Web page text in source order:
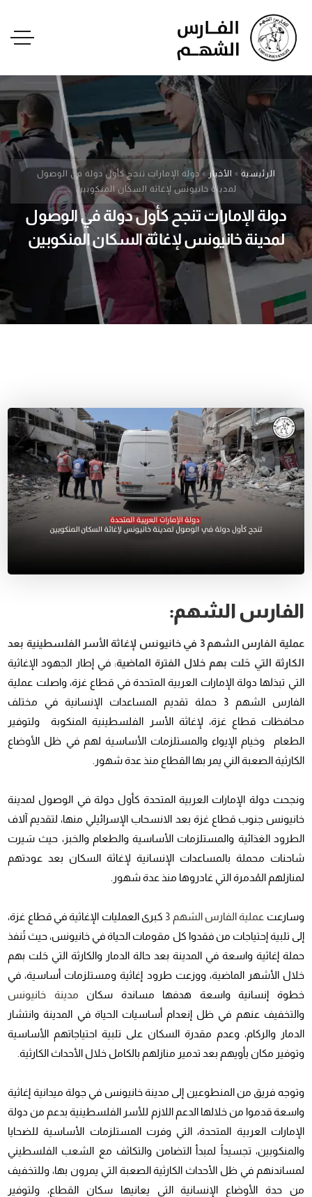
الرئيسية » الأخبار »دولة الإمارات تنجح كأول دولة في الوصول
لمدينة خانيونس لإغاثة السكان المنكوبين
دولة الإمارات تنجح كأول دولة في الوصول
لمدينة خانيونس لإغاثة السكان المنكوبين
الفارس الشهم:
عملية الفارس الشهم 3 في خانيونس لإغاثة الأسر الفلسطينية بعد
الكارثة التي حَلت بهم خلال الفترة الماضية: في إطار الجهود الإغاثية
التي تبذلها دولة الإمارات العربية المتحدة في قطاع غزة، واصلت عملية
الفارس الشهم 3 حملة تقديم المساعدات الإنسانية في مختلف
محافظات قطاع غزة، لإغاثة الأسر الفلسطينية المنكوبة ولتوفير
الطعام وخيام الإيواء والمستلزمات الأساسية لهم في ظل الأوضاع
الكارثية الصعبة الني يمر بها القطاع منذ عدة شهور.
ونجحت دولة الإمارات العربية المتحدة كأول دولة في الوصول لمدينة
خانيونس جنوب قطاع غزة بعد الانسحاب الإسرائيلي منها، لتقديم آلاف
الطرود الغذائية والمستلزمات الأساسية والطعام والخبز، حيث سَيرت
شاحنات محملة بالمساعدات الإنسانية لإغاثة السكان بعد عودتهم
لمنازلهم المُدمرة التي غادروها منذ عدة شهور.
وسارعت عملية الفارس الشهم 3
كبرى العمليات الإغاثية في قطاع غزة،
إلى تلبية إحتياجات من فقدوا كل مقومات الحياة في خانيونس، حيث تًنفذ
حملة إغاثية واسعة في المدينة بعد حالة الدمار والكارثة التي حَلت بهم
خلال الأشهر الماضية، ووزعت طرود إغاثية ومستلزمات أساسية، في
خطوة إنسانية واسعة هدفها مساندة سكان مدينة خانيونس
والتخفيف عنهم في ظل إنعدام أساسيات الحياة في المدينة وانتشار
الدمار والركام، وعدم مقدرة السكان على تلبية احتياجاتهم الأساسية
وتوفير مكان يأويهم بعد تدمير منازلهم بالكامل خلال الأحداث الكارثية.
وتوجه فريق من المنطوعين إلى مدينة خانيونس في جولة ميدانية إغاثية
واسعة قدموا من خلالها الدعم اللازم للأسر الفلسطينية بدعم من دولة
الإمارات العربية المتحدة، التي وفرت المستلزمات الأساسية للضحايا
والمنكوبين، تجسيداً لمبدأ التضامن والتكاثف مع الشعب الفلسطيني
لمساندنهم في ظل الأحداث الكارثية الصعبة التي يمرون بها، وللتخفيف
من حدة الأوضاع الإنسانية التي يعانيها سكان القطاع، ولتوفير